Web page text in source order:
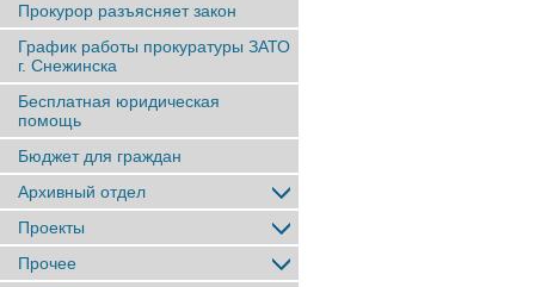
Прокурор разъясняет закон
График работы прокуратуры ЗАТО
г. Снежинска
Бесплатная юридическая
помощь
Бюджет для граждан
Архивный отдел
Проекты
Прочее